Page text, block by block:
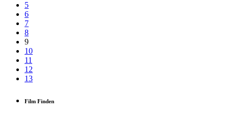
5
6
7
8
9
10
11
12
13
Film Finden